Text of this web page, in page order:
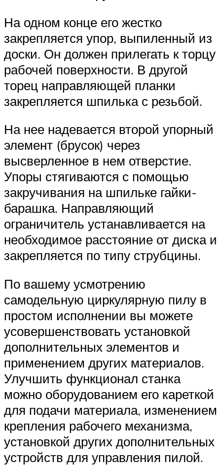
На одном конце его жестко
закрепляется упор, выпиленный из
доски. Он должен прилегать к торцу
рабочей поверхности. В другой
торец направляющей планки
закрепляется шпилька с резьбой.
На нее надевается второй упорный
элемент (брусок) через
высверленное в нем отверстие.
Упоры стягиваются с помощью
закручивания на шпильке гайки-
барашка. Направляющий
ограничитель устанавливается на
необходимое расстояние от диска и
закрепляется по типу струбцины.
По вашему усмотрению
самодельную циркулярную пилу в
простом исполнении вы можете
усовершенствовать установкой
дополнительных элементов и
применением других материалов.
Улучшить функционал станка
можно оборудованием его кареткой
для подачи материала, изменением
крепления рабочего механизма,
установкой других дополнительных
устройств для управления пилой.